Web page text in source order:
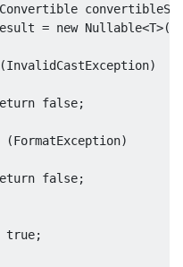
= new Nullable<T>((
(InvalidCastException)
false;
(FormatException)
false;
true;